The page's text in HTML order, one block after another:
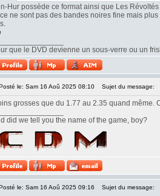
Hur possède ce format ainsi que Les
ce ne sont pas des bandes noires fine mais
que le DVD devienne un sous-verre ou un
le: Sam 16 Aoû 2025 08:10 Sujet du message:
grosses que du 1.77 au 2.35 quand même.
did we tell you the name of the game, boy?
le: Sam 16 Aoû 2025 09:16 Sujet du message: